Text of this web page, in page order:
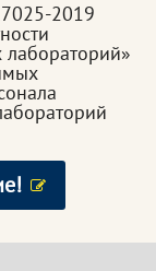
2019